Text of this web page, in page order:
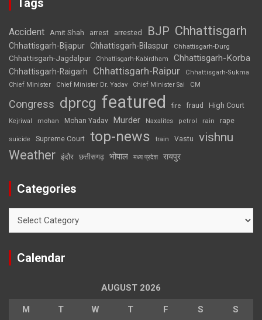
Tags
Accident Amit Shah arrest arrested BJP Chhattisgarh
Chhattisgarh-Bijapur Chhattisgarh-Bilaspur Chhattisgarh-Durg
Chhattisgarh-Jagdalpur Chhattisgarh-Kabirdham Chhattisgarh-Korba
Chhattisgarh-Raigarh Chhattisgarh-Raipur
Chhattisgarh-Sukma
Chief Minister
Chief Minister Dr. Yadav Chief Minister Sai CM
Congress dprcg featured fire fraud High Court
Kejriwal mohan Mohan Yadav Murder Naxalites petrol rain rape
suicide Supreme Court top-news train Vastu vishnu
Weather इंदौर छत्तीसगढ़ भोपाल मध्य प्रदेश रायपुर
Categories
Calendar
AUGUST 2026
M T W T F S S